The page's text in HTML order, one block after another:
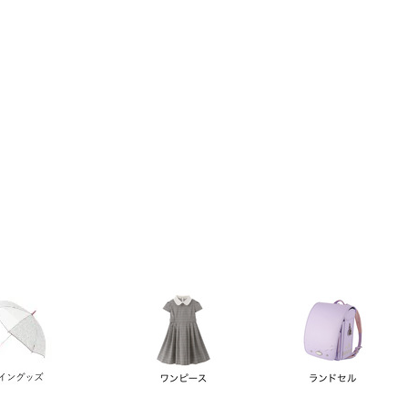
順 価格が高い順 優先度順 レビュー順